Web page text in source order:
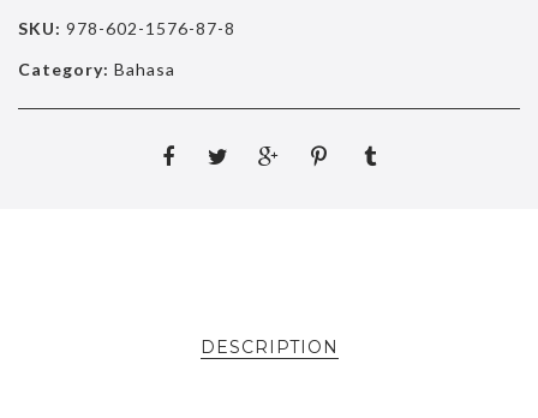
SKU: 978-602-1576-87-8
Category: Bahasa
DESCRIPTION